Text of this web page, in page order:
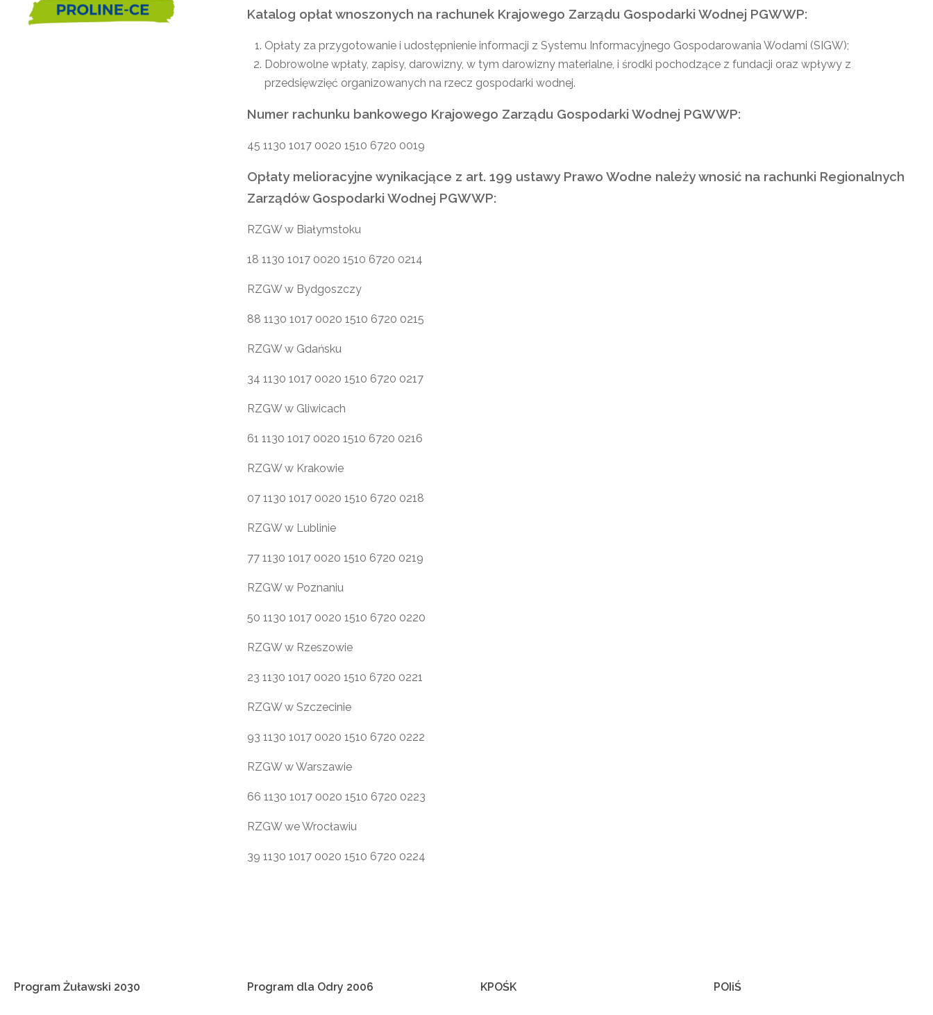
Katalog opłat wnoszonych na rachunek Krajowego Zarządu Gospodarki Wodnej PGWWP:
Opłaty za przygotowanie i udostępnienie informacji z Systemu Informacyjnego Gospodarowania Wodami (SIGW);
Dobrowolne wpłaty, zapisy, darowizny, w tym darowizny materialne, i środki pochodzące z fundacji oraz wpływy z
przedsięwzięć organizowanych na rzecz gospodarki wodnej.
Numer rachunku bankowego Krajowego Zarządu Gospodarki Wodnej PGWWP:
45 1130 1017 0020 1510 6720 0019
Opłaty melioracyjne wynikacjące z art. 199 ustawy Prawo Wodne należy wnosić na rachunki Regionalnych
Zarządów Gospodarki Wodnej PGWWP:
RZGW w Białymstoku
18 1130 1017 0020 1510 6720 0214
RZGW w Bydgoszczy
88 1130 1017 0020 1510 6720 0215
RZGW w Gdańsku
34 1130 1017 0020 1510 6720 0217
RZGW w Gliwicach
61 1130 1017 0020 1510 6720 0216
RZGW w Krakowie
07 1130 1017 0020 1510 6720 0218
RZGW w Lublinie
77 1130 1017 0020 1510 6720 0219
RZGW w Poznaniu
50 1130 1017 0020 1510 6720 0220
RZGW w Rzeszowie
23 1130 1017 0020 1510 6720 0221
RZGW w Szczecinie
93 1130 1017 0020 1510 6720 0222
RZGW w Warszawie
66 1130 1017 0020 1510 6720 0223
RZGW we Wrocławiu
39 1130 1017 0020 1510 6720 0224
Program Żuławski 2030 Program dla Odry 2006 KPOŚK POIiŚ